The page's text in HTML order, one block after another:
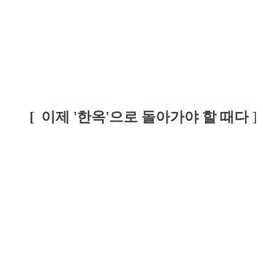
[ 이제 '한옥'으로 돌아가야 할 때다 ]